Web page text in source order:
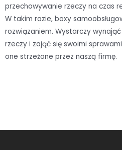
przechowywanie rzeczy na czas
W takim razie, boxy
rozwiązaniem. Wystarczy
rzeczy i zająć się swoimi
one strzeżone przez naszą firmę.